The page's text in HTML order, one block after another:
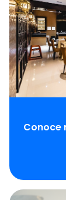
Conoce